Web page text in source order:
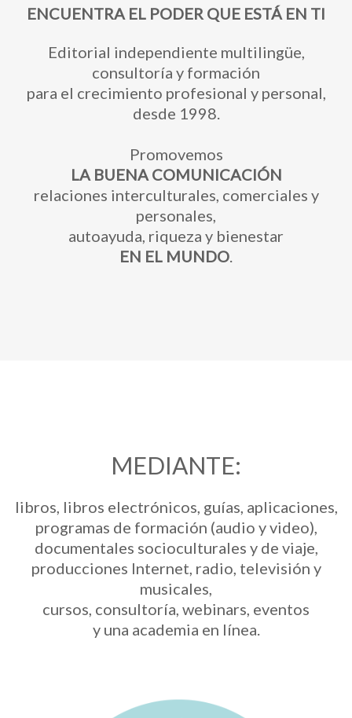
ENCUENTRA EL PODER QUE ESTÁ EN TI
Editorial independiente multilingüe,
consultoría y formación
para el crecimiento profesional y personal,
desde 1998.
Promovemos
LA BUENA COMUNICACIÓN
relaciones interculturales, comerciales y
personales,
autoayuda, riqueza y bienestar
EN EL MUNDO.
MEDIANTE:
libros, libros electrónicos, guías, aplicaciones,
programas de formación (audio y video),
documentales socioculturales y de viaje,
producciones Internet, radio, televisión y
musicales,
cursos, consultoría, webinars, eventos
y una academia en línea.